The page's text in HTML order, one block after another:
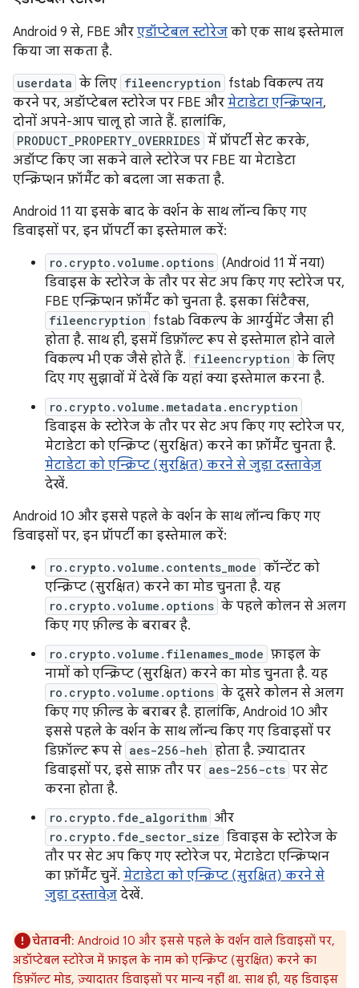
Android 9 से, FBE और एडॉप्टेबल स्टोरेज को एक साथ इस्तेमाल
किया जा सकता है.
userdata के लिए fileencryption fstab विकल्प तय
करने पर, अडॉप्टेबल स्टोरेज पर FBE और मेटाडेटा एन्क्रिप्शन,
दोनों अपने-आप चालू हो जाते हैं. हालांकि,
PRODUCT_PROPERTY_OVERRIDES में प्रॉपर्टी सेट करके,
अडॉप्ट किए जा सकने वाले स्टोरेज पर FBE या मेटाडेटा
एन्क्रिप्शन फ़ॉर्मैट को बदला जा सकता है.
Android 11 या इसके बाद के वर्शन के साथ लॉन्च किए गए
डिवाइसों पर, इन प्रॉपर्टी का इस्तेमाल करें:
ro.crypto.volume.options (Android 11 में नया)
डिवाइस के स्टोरेज के तौर पर सेट अप किए गए स्टोरेज पर,
FBE एन्क्रिप्शन फ़ॉर्मैट को चुनता है. इसका सिंटैक्स,
fileencryption fstab विकल्प के आर्ग्युमेंट जैसा ही
होता है. साथ ही, इसमें डिफ़ॉल्ट रूप से इस्तेमाल होने वाले
विकल्प भी एक जैसे होते हैं. fileencryption के लिए
दिए गए सुझावों में देखें कि यहां क्या इस्तेमाल करना है.
ro.crypto.volume.metadata.encryption
डिवाइस के स्टोरेज के तौर पर सेट अप किए गए स्टोरेज पर,
मेटाडेटा को एन्क्रिप्ट (सुरक्षित) करने का फ़ॉर्मैट चुनता है.
मेटाडेटा को एन्क्रिप्ट (सुरक्षित) करने से जुड़ा दस्तावेज़
देखें.
Android 10 और इससे पहले के वर्शन के साथ लॉन्च किए गए
डिवाइसों पर, इन प्रॉपर्टी का इस्तेमाल करें:
ro.crypto.volume.contents_mode कॉन्टेंट को
एन्क्रिप्ट (सुरक्षित) करने का मोड चुनता है. यह
ro.crypto.volume.options के पहले कोलन से अलग
किए गए फ़ील्ड के बराबर है.
ro.crypto.volume.filenames_mode फ़ाइल के
नामों को एन्क्रिप्ट (सुरक्षित) करने का मोड चुनता है. यह
ro.crypto.volume.options के दूसरे कोलन से अलग
किए गए फ़ील्ड के बराबर है. हालांकि, Android 10 और
इससे पहले के वर्शन के साथ लॉन्च किए गए डिवाइसों पर
डिफ़ॉल्ट रूप से aes-256-heh होता है. ज़्यादातर
डिवाइसों पर, इसे साफ़ तौर पर aes-256-cts पर सेट
करना होता है.
ro.crypto.fde_algorithm और
ro.crypto.fde_sector_size डिवाइस के स्टोरेज के
तौर पर सेट अप किए गए स्टोरेज पर, मेटाडेटा एन्क्रिप्शन
का फ़ॉर्मैट चुनें. मेटाडेटा को एन्क्रिप्ट (सुरक्षित) करने से
जुड़ा दस्तावेज़ देखें.
चेतावनी: Android 10 और इससे पहले के वर्शन वाले डिवाइसों पर,
अडॉप्टेबल स्टोरेज में फ़ाइल के नाम को एन्क्रिप्ट (सुरक्षित) करने का
डिफ़ॉल्ट मोड, ज़्यादातर डिवाइसों पर मान्य नहीं था. साथ ही, यह डिवाइस